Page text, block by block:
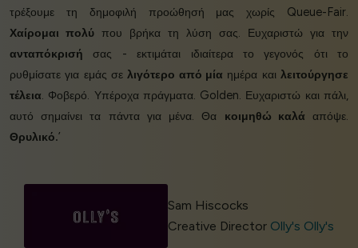
τρέξουμε τη δημοφιλή προώθησή μας χωρίς Queue-Fair.
Χαίρομαι πολύ που βρήκα τη λύση σας. Ευχαριστώ για την
ανταπόκρισή σας - εκτιμάται ιδιαίτερα το γεγονός ότι το
ρυθμίσατε για εμάς σελιγότερο από μία ημέρα καιλειτούργησε
τέλεια. Φοβερό. Υπέροχα πράγματα. Golden. Ευχαριστώ και πάλι,
αυτό σημαίνει τα πάντα για μένα. Θα κοιμηθώ καλά απόψε.
Θρυλικό.’
Sam Hiscocks
Creative Director Olly's Olly's